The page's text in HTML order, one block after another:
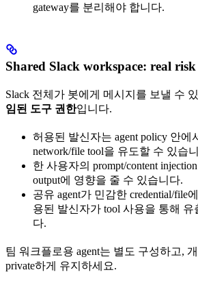
gateway를 분리해야 합니다.
Shared Slack workspace: real risk
Slack 전체가 봇에게 메시지를 보낼 수
임된 도구 권한입니다.
허용된 발신자는 agent policy 안에
network/file tool을 유도할 수 있습
한 사용자의 prompt/content injection
output에 영향을 줄 수 있습니다.
공유 agent가 민감한 credential/file
용된 발신자가 tool 사용을 통해 유
다.
팀 워크플로용 agent는 별도 구성하고,
private하게 유지하세요.